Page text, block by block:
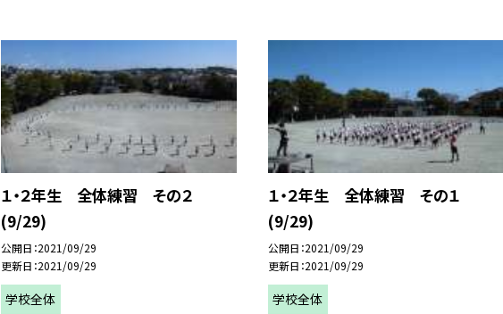
１・２年生 全体練習 その２
(9/29)
公開日 2021/09/29
更新日 2021/09/29
学校全体
１・２年生 全体練習 その１
(9/29)
公開日 2021/09/29
更新日 2021/09/29
学校全体